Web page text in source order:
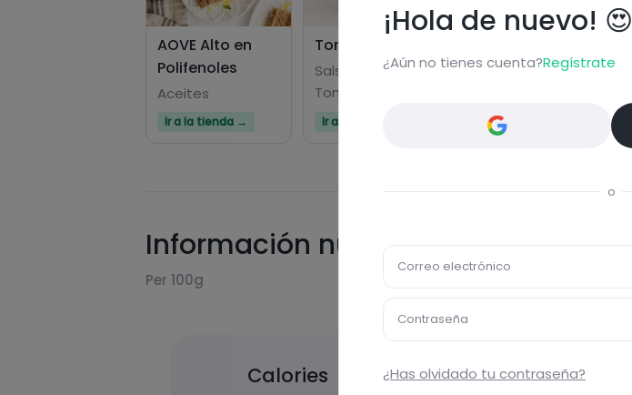
AOVE Alto en
Polifenoles
Aceites
Ir a la tienda →
Tomate Frito
Salsas De
Tomate
Ir a la tienda →
Información nutricional
Per 100g
Calories carbohydrates
¡Hola de nuevo! 😍
¿Aún no tienes cuenta?Regístrate
o
Correo electrónico
Contraseña
¿Has olvidado tu contraseña?